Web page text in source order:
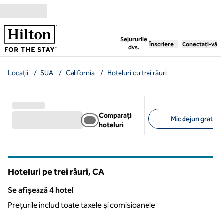
Salt la conținut
Sejururile
dvs.
, deschide o filă nouă
Înscriere Conectați-vă
Locații / SUA / California / Hoteluri cu trei râuri
Comparați
hoteluri
Mic dejun gratuit
Hoteluri pe trei râuri,CA
Se afișează 4 hotel
Se afișează 4 hotel
Prețurile includ toate taxele și comisioanele